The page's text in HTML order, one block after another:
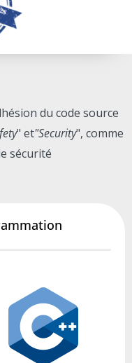
du code source
" et"Security", comme
sécurité